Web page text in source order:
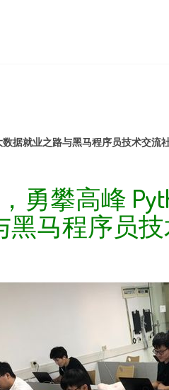
据就业之路与黑马程序员技术交流
勇攀高峰
黑马程序员